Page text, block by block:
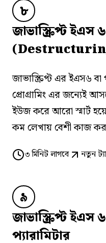
৮
জাভাস্ক্রিপ্ট ইএস
জাভাস্ক্রিপ্ট এর ইএস৬
প্রোগ্রামিং এর জন্যেই
ইউজ করে আরো স্মার্ট
কম লেখায় বেশী কাজ
৩মিনিট লাগবে নতুন
৯
জাভাস্ক্রিপ্ট
প্যারামিটার